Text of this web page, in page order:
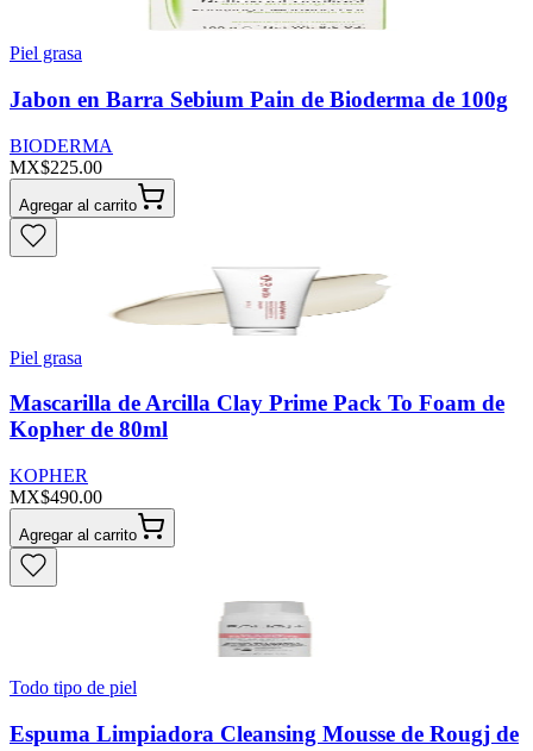
Piel grasa
Jabon en Barra Sebium Pain de Bioderma de 100g
BIODERMA
MX$225.00
Agregar al carrito
Piel grasa
Mascarilla de Arcilla Clay Prime Pack To Foam de
Kopher de 80ml
KOPHER
MX$490.00
Agregar al carrito
Todo tipo de piel
Espuma Limpiadora Cleansing Mousse de Rougj de